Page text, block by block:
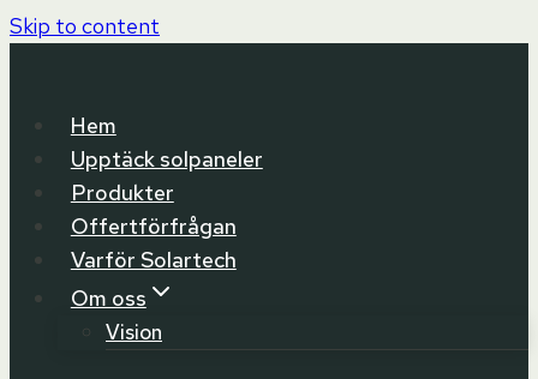
Skip to content
Hem
Upptäck solpaneler
Produkter
Offertförfrågan
Varför Solartech
Om oss
Vision